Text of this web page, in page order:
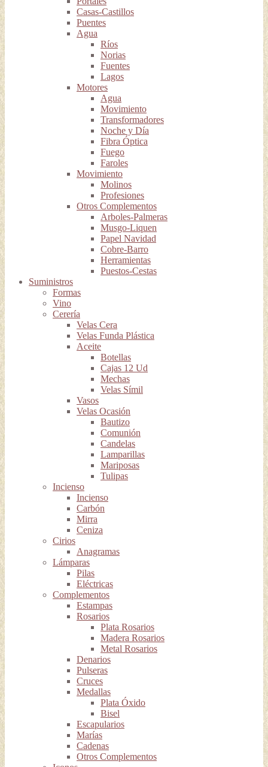
Casas-Castillos
Puentes
Agua
Ríos
Norias
Fuentes
Lagos
Motores
Agua
Movimiento
Transformadores
Noche y Día
Fibra Óptica
Fuego
Faroles
Movimiento
Molinos
Profesiones
Otros Complementos
Arboles-Palmeras
Musgo-Liquen
Papel Navidad
Cobre-Barro
Herramientas
Puestos-Cestas
Suministros
Formas
Vino
Cerería
Velas Cera
Velas Funda Plástica
Aceite
Botellas
Cajas 12 Ud
Mechas
Velas Símil
Vasos
Velas Ocasión
Bautizo
Comunión
Candelas
Lamparillas
Mariposas
Tulipas
Incienso
Incienso
Carbón
Mirra
Ceniza
Cirios
Anagramas
Lámparas
Pilas
Eléctricas
Complementos
Estampas
Rosarios
Plata Rosarios
Madera Rosarios
Metal Rosarios
Denarios
Pulseras
Cruces
Medallas
Plata Óxido
Bisel
Escapularios
Marías
Cadenas
Otros Complementos